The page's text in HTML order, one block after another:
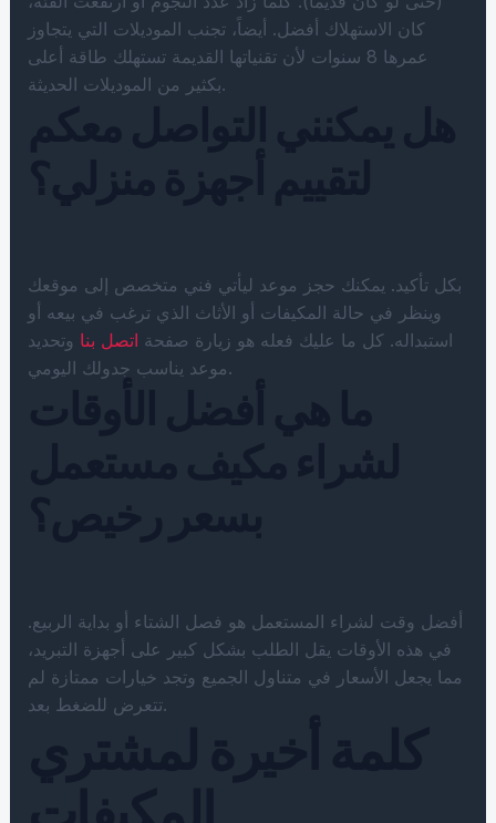
كان الاستهلاك أفضل. أيضاً، تجنب الموديلات التي يتجاوز
عمرها 8 سنوات لأن تقنياتها القديمة تستهلك طاقة أعلى
بكثير من الموديلات الحديثة.
بكل تأكيد. يمكنك حجز موعد ليأتي فني متخصص إلى موقعك
وينظر في حالة المكيفات أو الأثاث الذي ترغب في بيعه أو
استبداله. كل ما عليك فعله هو زيارة صفحة اتصل بنا وتحديد
موعد يناسب جدولك اليومي.
أفضل وقت لشراء المستعمل هو فصل الشتاء أو بداية الربيع.
في هذه الأوقات يقل الطلب بشكل كبير على أجهزة التبريد،
مما يجعل الأسعار في متناول الجميع وتجد خيارات ممتازة لم
تتعرض للضغط بعد.